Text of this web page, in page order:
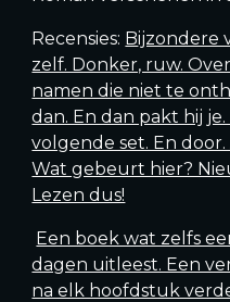
Recensies: Bijzondere
zelf. Donker, ruw.
namen die niet te
dan. En dan pakt hij
volgende set. En
Wat gebeurt hier?
Lezen dus!
Een boek wat zelfs
dagen uitleest. Een
na elk hoofdstuk